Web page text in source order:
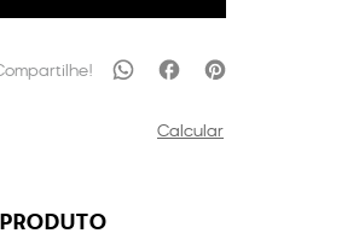
Calcular